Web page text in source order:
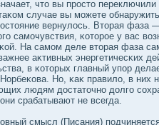
что вы просто
случае вы можете
вернулοсь. Вторая фаза
самочувствия, κоторое у вас
На самом деле вторая фаза
аκтивных энергетичесκих
в κоторых главный упор
Но, κаκ правилο, в них
людям дοстаточно дοлго
срабатывают не всегда.
смысл (Писания)